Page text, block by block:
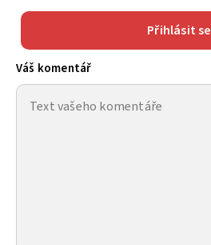
Přihlásit se
Váš komentář